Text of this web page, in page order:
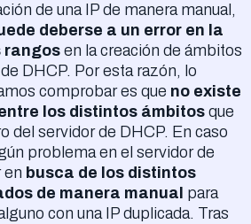
de una IP de manera manual,
deberse a un error en la
rangos en la creación de ámbitos
DHCP. Por esta razón, lo
comprobar es que no existe
los distintos ámbitosque
del servidor de DHCP. En caso
problema en el servidor de
en busca de los distintos
de manera manual para
con una IP duplicada. Tras